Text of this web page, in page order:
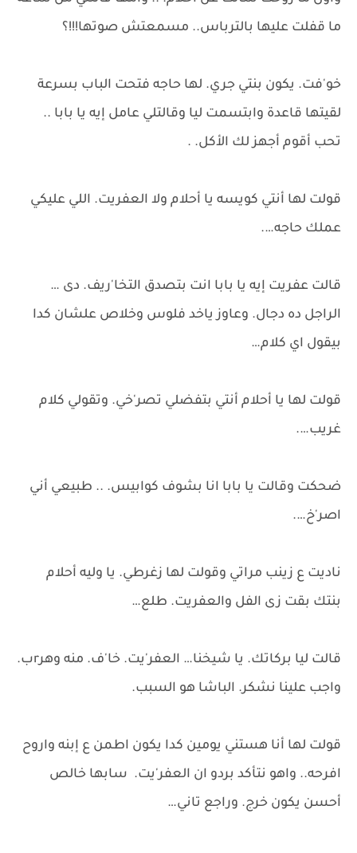
ما قفلت عليها بالترباس.. مسمعتش صوتها!!!؟
خو'فت. يكون بنتي جري. لها حاجه فتحت الباب بسرعة
لقيتها قاعدة وابتسمت ليا وقالتلي عامل إيه يا بابا ..
تحب أقوم أجهز لك الأكل. .
قولت لها أنتي كويسه يا أحلام ولا العفريت. اللي عليكي
عملك حاجه….
قالت عفريت إيه يا بابا انت بتصدق التخا'ريف. دى …
الراجل ده دجال. وعاوز ياخد فلوس وخلاص علشان كدا
بيقول اي كلام…
قولت لها يا أحلام أنتي بتفضلي تصر'خي. وتقولي كلام
غريب….
ضحكت وقالت يا بابا انا بشوف كوابيس. .. طبيعي أني
اصر'خ….
ناديت ع زينب مراتي وقولت لها زغرطي. يا وليه أحلام
بنتك بقت زى الفل والعفريت. طلع…
قالت ليا بركاتك. يا شيخنا… العفر'يت. خا'ف. منه وهرrب.
واجب علينا نشكر. الباشا هو السبب.
قولت لها أنا هستني يومين كدا يكون اطمن ع إبنه واروح
افرحه.. واهو نتأكد بردو ان العفر'يت. سابها خالص
أحسن يكون خرج. وراجع تاني…